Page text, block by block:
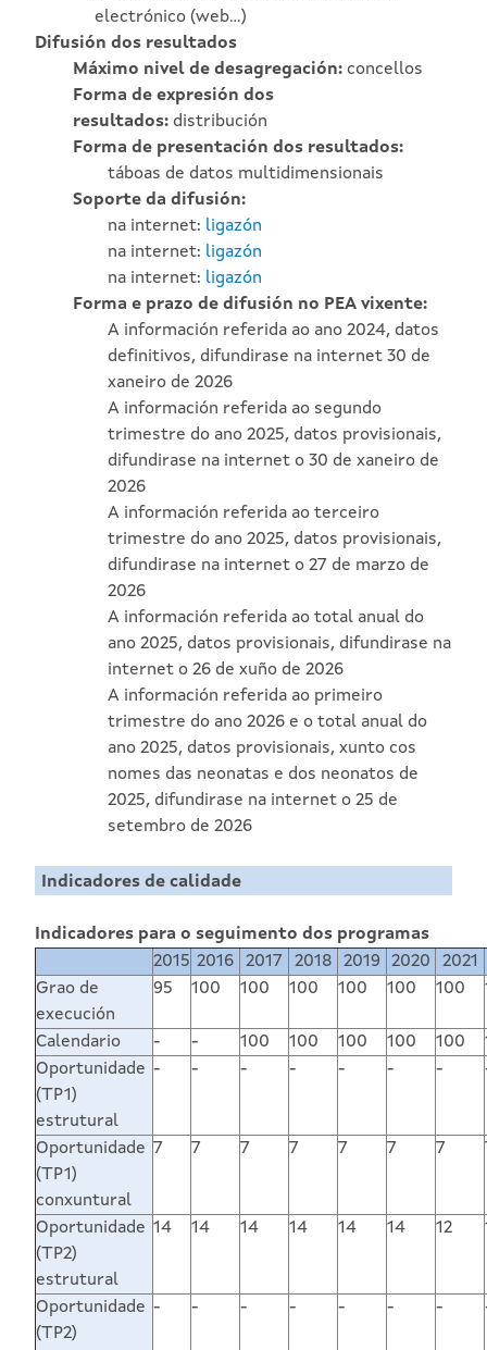
electrónico (web…)
Difusión dos resultados
Máximo nivel de desagregación: concellos
Forma de expresión dos
resultados: distribución
Forma de presentación dos resultados:
táboas de datos multidimensionais
Soporte da difusión:
na internet: ligazón
na internet: ligazón
na internet: ligazón
Forma e prazo de difusión no PEA vixente:
A información referida ao ano 2024, datos
definitivos, difundirase na internet 30 de
xaneiro de 2026
A información referida ao segundo
trimestre do ano 2025, datos provisionais,
difundirase na internet o 30 de xaneiro de
2026
A información referida ao terceiro
trimestre do ano 2025, datos provisionais,
difundirase na internet o 27 de marzo de
2026
A información referida ao total anual do
ano 2025, datos provisionais, difundirase na
internet o 26 de xuño de 2026
A información referida ao primeiro
trimestre do ano 2026 e o total anual do
ano 2025, datos provisionais, xunto cos
nomes das neonatas e dos neonatos de
2025, difundirase na internet o 25 de
setembro de 2026
Indicadores de calidade
Indicadores para o seguimento dos programas
2015 2016 2017 2018 2019 2020
2021
Grao de
execución
95 100 100 100 100 100 100
Calendario - - 100 100 100 100 100
Oportunidade
(TP1)
estrutural
- - - - - - -
Oportunidade
(TP1)
conxuntural
7 7 7 7 7 7 7
Oportunidade
(TP2)
estrutural
14 14 14 14 14 14 12
Oportunidade
(TP2)
- - - - - - -